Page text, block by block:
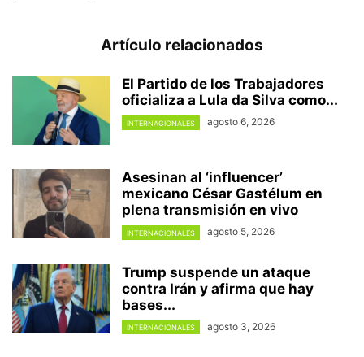
Artículo relacionados
El Partido de los Trabajadores
oficializa a Lula da Silva como...
INTERNACIONALES agosto 6, 2026
Asesinan al ‘influencer’
mexicano César Gastélum en
plena transmisión en vivo
INTERNACIONALES agosto 5, 2026
Trump suspende un ataque
contra Irán y afirma que hay
bases...
INTERNACIONALES agosto 3, 2026